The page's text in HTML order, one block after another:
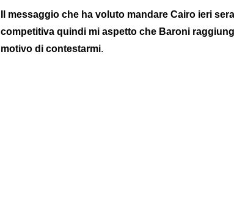
Il messaggio che ha voluto mandare Cairo ieri
competitiva quindi mi aspetto che Baroni
motivo di contestarmi.